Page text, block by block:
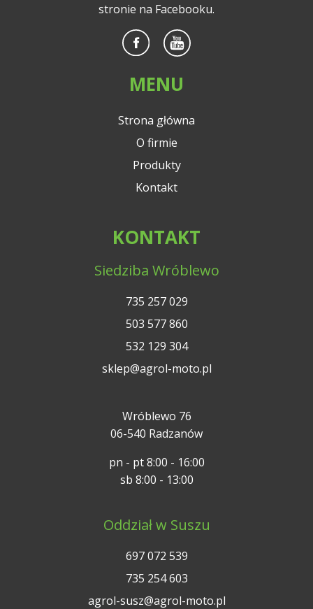
stronie na Facebooku.
MENU
Strona główna
O firmie
Produkty
Kontakt
KONTAKT
Siedziba Wróblewo
735 257 029
503 577 860
532 129 304
sklep@agrol-moto.pl
Wróblewo 76
06-540 Radzanów
pn - pt 8:00 - 16:00
sb 8:00 - 13:00
Oddział w Suszu
697 072 539
735 254 603
agrol-susz@agrol-moto.pl